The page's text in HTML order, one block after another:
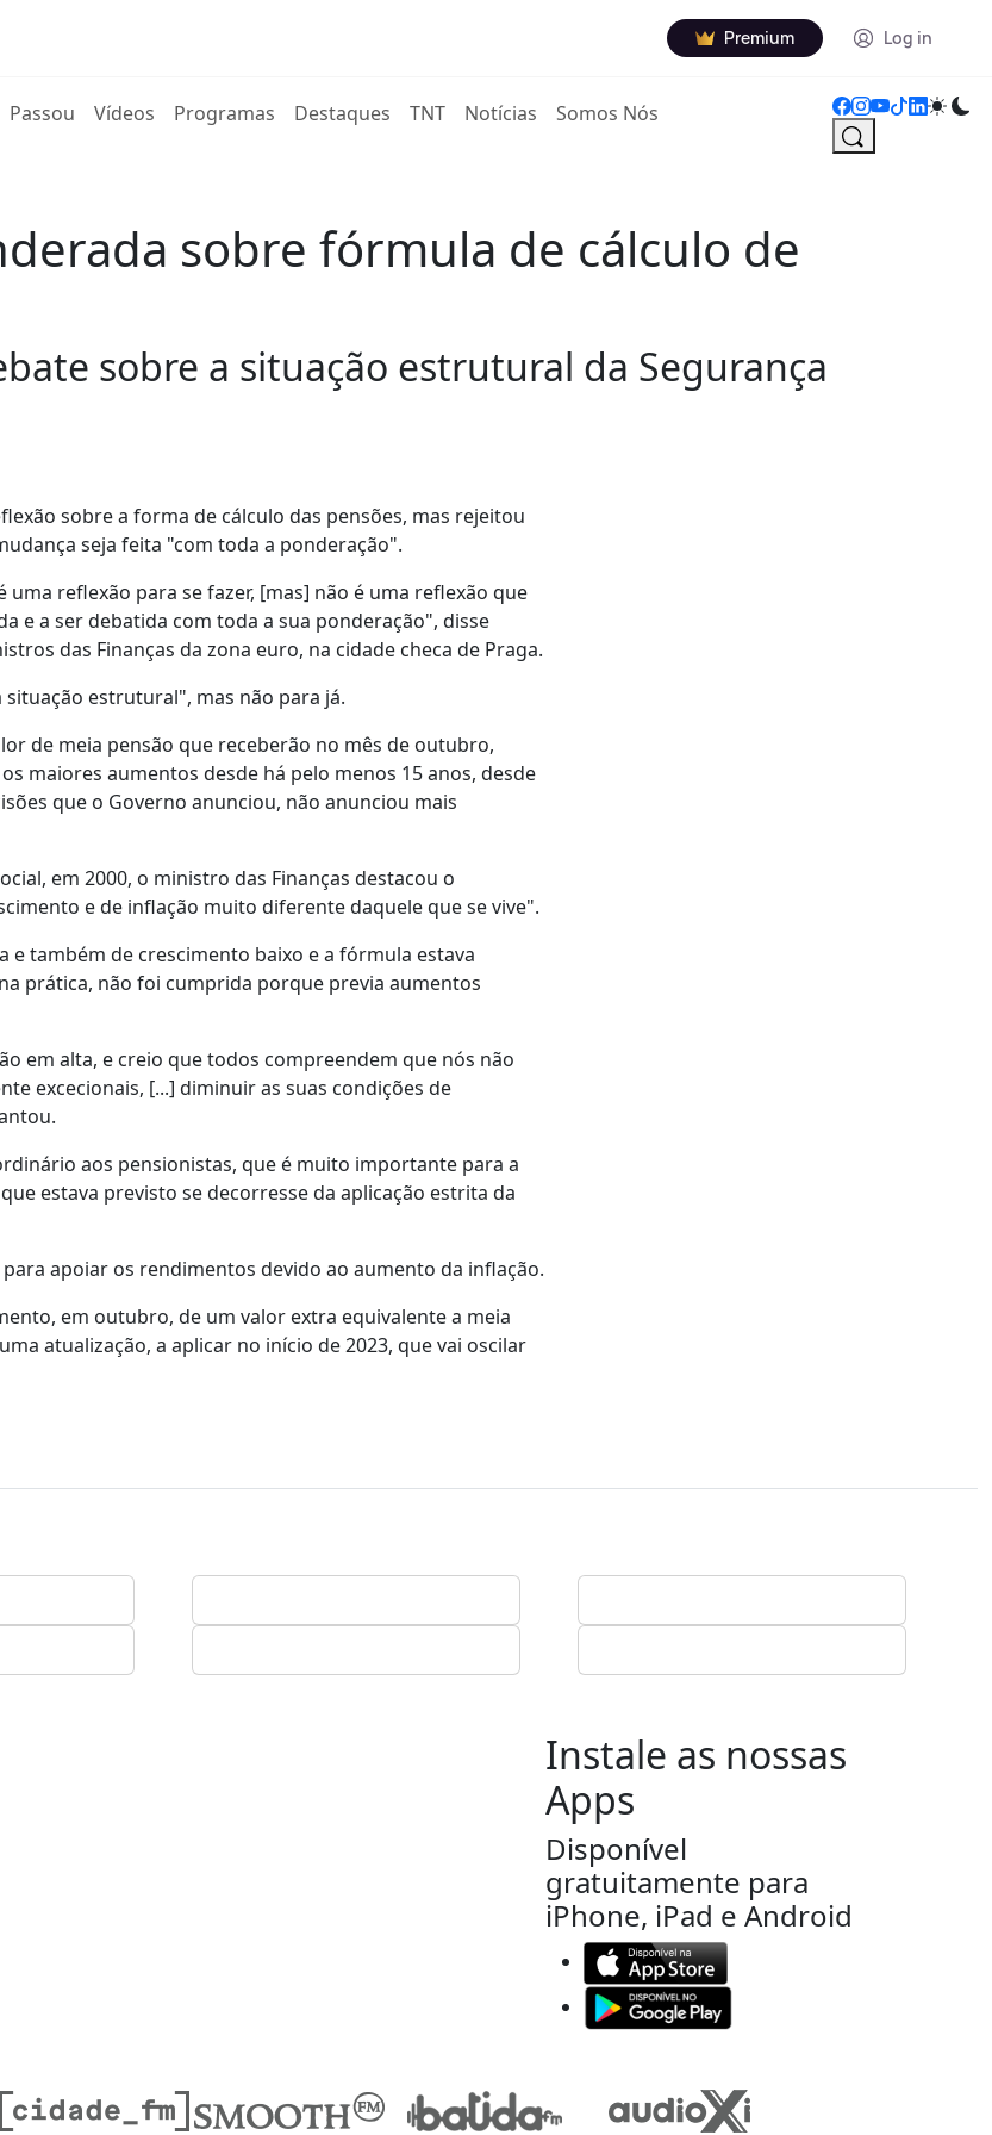
Premium Log in
Passou Vídeos Programas Destaques TNT Notícias Somos Nós
sobre fórmula de cálculo de
sobre a situação estrutural da Segurança
sobre a forma de cálculo das pensões, mas rejeitou
seja feita "com toda a ponderação".
reflexão para se fazer, [mas] não é uma reflexão que
e a ser debatida com toda a sua ponderação", disse
das Finanças da zona euro, na cidade checa de Praga.
estrutural", mas não para já.
de meia pensão que receberão no mês de outubro,
maiores aumentos desde há pelo menos 15 anos, desde
que o Governo anunciou, não anunciou mais
em 2000, o ministro das Finanças destacou o
e de inflação muito diferente daquele que se vive".
também de crescimento baixo e a fórmula estava
prática, não foi cumprida porque previa aumentos
em alta, e creio que todos compreendem que nós não
excecionais, [...] diminuir as suas condições de
aos pensionistas, que é muito importante para a
estava previsto se decorresse da aplicação estrita da
apoiar os rendimentos devido ao aumento da inflação.
em outubro, de um valor extra equivalente a meia
atualização, a aplicar no início de 2023, que vai oscilar
Instale as nossas
Apps
Disponível
gratuitamente para
iPhone, iPad e Android